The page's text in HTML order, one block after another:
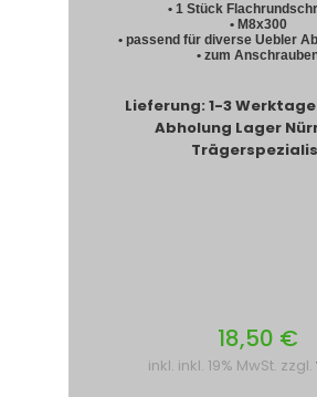
• 1 Stück
• M8x300
• passend für diverse Uebler
• zum
Lieferung: 1-3
Abholung Lager
18,50 €
inkl. inkl. 19% MwSt. zzgl.